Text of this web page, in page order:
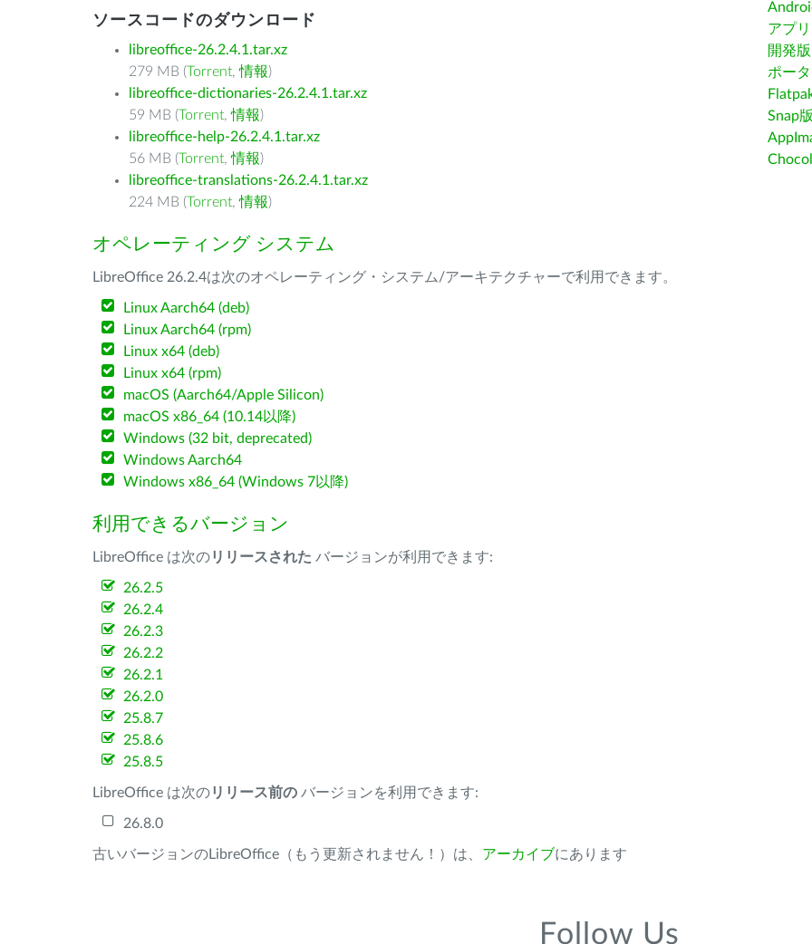
ソースコードのダウンロード
libreoffice-26.2.4.1.tar.xz
279 MB (Torrent,情報)
libreoffice-dictionaries-26.2.4.1.tar.xz
59 MB (Torrent,情報)
libreoffice-help-26.2.4.1.tar.xz
56 MB (Torrent,情報)
libreoffice-translations-26.2.4.1.tar.xz
224 MB (Torrent,情報)
オペレーティング システム
LibreOffice 26.2.4は次のオペレーティング・システム/アーキテクチャーで利用できます。
Linux Aarch64 (deb)
Linux Aarch64 (rpm)
Linux x64 (deb)
Linux x64 (rpm)
macOS (Aarch64/Apple Silicon)
macOS x86_64 (10.14以降)
Windows (32 bit, deprecated)
Windows Aarch64
Windows x86_64 (Windows 7以降)
利用できるバージョン
LibreOffice は次のリリースされた バージョンが利用できます:
26.2.5
26.2.4
26.2.3
26.2.2
26.2.1
26.2.0
25.8.7
25.8.6
25.8.5
LibreOffice は次のリリース前の バージョンを利用できます:
26.8.0
古いバージョンのLibreOffice（もう更新されません！）は、 アーカイブにあります
アプ
開発版
ポー
Snap版
Follow Us